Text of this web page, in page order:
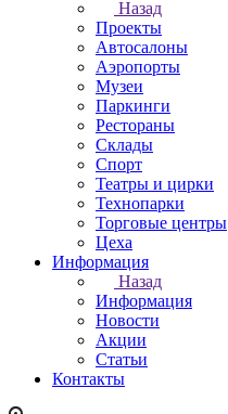
Назад
Проекты
Автосалоны
Аэропорты
Музеи
Паркинги
Рестораны
Склады
Спорт
Театры и цирки
Технопарки
Торговые центры
Цеха
Информация
Назад
Информация
Новости
Акции
Статьи
Контакты